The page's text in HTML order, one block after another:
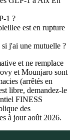
1 ?
est en rupture
j'ai une mutuelle ?
et ne remplace
et Mounjaro sont
(arrêtés en
libre, demandez-le
FINESS
des
à jour août 2026.